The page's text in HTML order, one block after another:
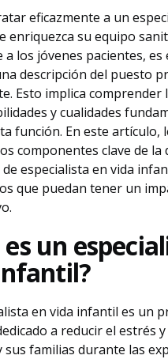
eficazmente a un
enriquezca su equipo
los jóvenes pacientes, es
descripción del puesto
Esto implica comprender
y cualidades
función. En este artículo,
componentes clave de la
especialista en vida
que puedan tener un
es un
en vida infantil es un
a reducir el estrés y
sus familias durante las